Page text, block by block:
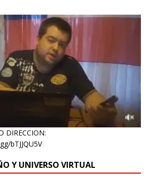
DIRECCION:
bTJJQU5V
Y UNIVERSO VIRTUAL